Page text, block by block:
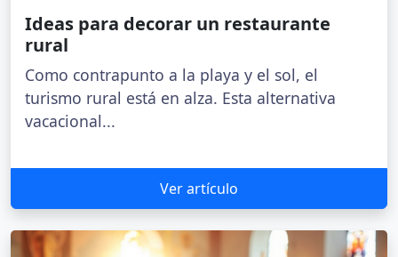
Ideas para decorar un restaurante
rural
Como contrapunto a la playa y el sol, el
turismo rural está en alza. Esta alternativa
vacacional...
Ver artículo